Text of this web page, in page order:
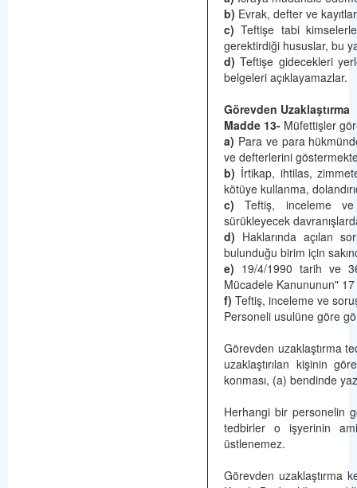
b) Evrak, defter ve
c) Teftişe tabi
gerektirdiği hususlar, bu
d)Teftişe gidecekleri
belgeleri açıklayamazlar.
Görevden Uzaklaştırma
Madde 13- Müfettişler
a) Para ve para
ve defterlerini
b) İrtikap, ihtilas,
kötüye kullanma,
c) Teftiş, inceleme ve
sürükleyecek
d) Haklarında açılan
bulunduğu birim için
e) 19/4/1990 tarih ve
Mücadele Kanununun"
f) Teftiş, inceleme ve
Personeli usulüne göre
Görevden uzaklaştırma
uzaklaştırılan kişinin
konması, (a) bendinde
Herhangi bir personelin
tedbirler o işyerinin
üstlenemez.
Görevden uzaklaştırma